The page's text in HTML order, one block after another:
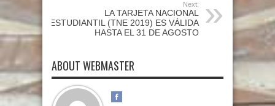
Next:
LA TARJETA NACIONAL
ESTUDIANTIL (TNE 2019) ES VÁLIDA
HASTA EL 31 DE AGOSTO
ABOUT WEBMASTER